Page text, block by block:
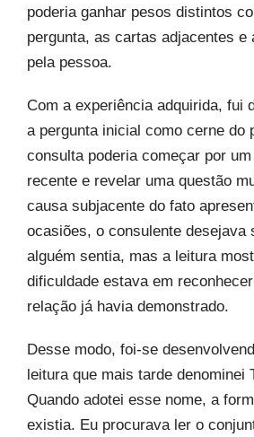
poderia ganhar pesos distintos
pergunta, as cartas adjacentes e
pela pessoa.
Com a experiência adquirida, fui
a pergunta inicial como cerne do
consulta poderia começar por
recente e revelar uma questão
causa subjacente do fato
ocasiões, o consulente desejava
alguém sentia, mas a leitura
dificuldade estava em
relação já havia demonstrado.
Desse modo, foi-se
leitura que mais tarde denominei
Quando adotei esse nome, a
existia. Eu procurava ler o